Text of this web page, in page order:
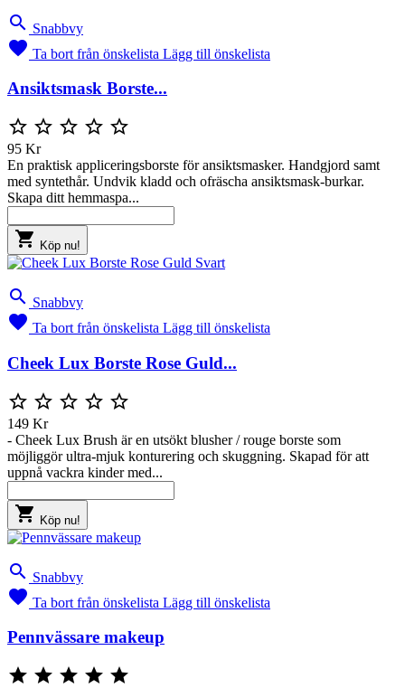
 Snabbvy
 Ta bort från önskelista Lägg till önskelista
Ansiktsmask Borste...
    
95 Kr
En praktisk appliceringsborste för ansiktsmasker. Handgjord samt
med syntethår. Undvik kladd och ofräscha ansiktsmask-burkar.
Skapa ditt hemmaspa...
 Köp nu!
 Snabbvy
 Ta bort från önskelista Lägg till önskelista
Cheek Lux Borste Rose Guld...
    
149 Kr
- Cheek Lux Brush är en utsökt blusher / rouge borste som
möjliggör ultra-mjuk konturering och skuggning. Skapad för att
uppnå vackra kinder med...
 Köp nu!
 Snabbvy
 Ta bort från önskelista Lägg till önskelista
Pennvässare makeup
    